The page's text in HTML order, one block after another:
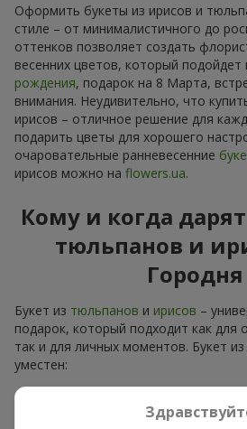
Оформить букеты из ирисов и
стиле – от минималистичного до
оттенков позволяет создать
весенних цветов, который
рождения, подарок на 8 Марта,
внимания. Неудивительно, что
ирисов – отличное решение для
подарить цветы для хорошего
очаровательные ранневесенние
ирисов можно на flowers.ua.
Кому и когда
тюльпанов и
Городня
Букет из тюльпанов и ирисов –
подарок, который подходит как для
так и для личных моментов. Букет
уместен:
желтых тонах выглядит тепло